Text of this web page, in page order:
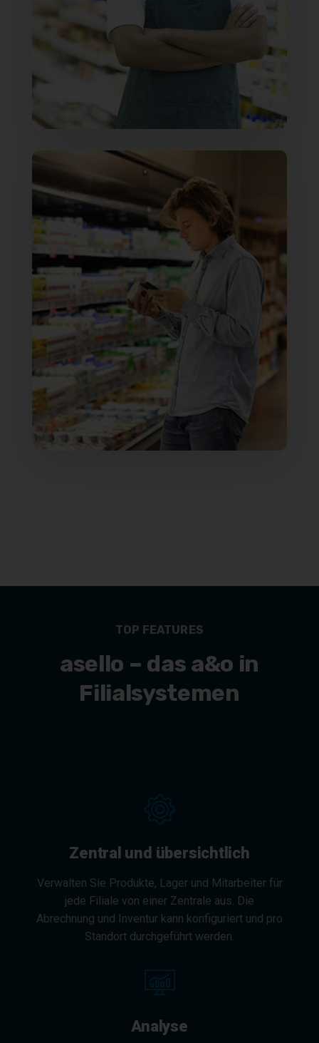
TOP FEATURES
asello – das a&o in
Filialsystemen
Zentral und übersichtlich
Verwalten Sie Produkte, Lager und Mitarbeiter für
jede Filiale von einer Zentrale aus. Die
Abrechnung und Inventur kann konfiguriert und pro
Standort durchgeführt werden.
Analyse